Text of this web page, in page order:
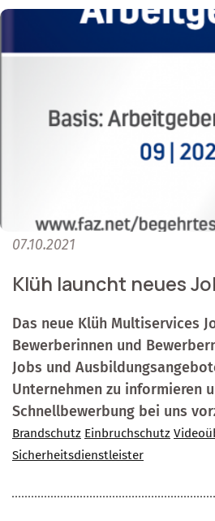
07.10.2021
Klüh launcht neues
Das neue Klüh Multiservices
Bewerberinnen und
Jobs und
Unternehmen zu informieren
Schnellbewerbung bei uns
Brandschutz Einbruchschutz
Sicherheitsdienstleister